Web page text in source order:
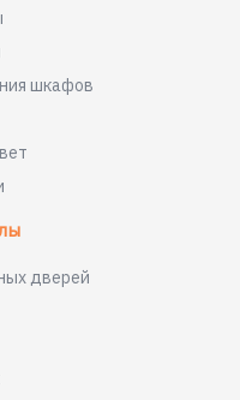
шкафов
дверей